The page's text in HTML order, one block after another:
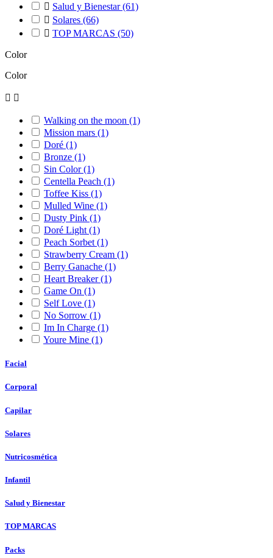
 Salud y Bienestar(61)
 Solares (66)
 TOP MARCAS (50)
Color
Color
 
Walking on the moon (1)
Mission mars (1)
Doré (1)
Bronze (1)
Sin Color(1)
Centella Peach (1)
Toffee Kiss (1)
Mulled Wine (1)
Dusty Pink (1)
Doré Light (1)
Peach Sorbet (1)
Strawberry Cream (1)
Berry Ganache (1)
Heart Breaker(1)
Game On (1)
Self Love (1)
No Sorrow (1)
Im In Charge (1)
Youre Mine (1)
Facial
Corporal
Capilar
Solares
Nutricosmética
Infantil
Salud y Bienestar
TOP MARCAS
Packs